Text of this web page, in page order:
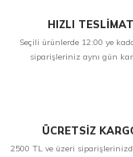
HIZLI TESLİMAT
Seçili ürünlerde 12:00 ye
siparişleriniz aynı gün
ÜCRETSİZ
2500 TL ve üzeri